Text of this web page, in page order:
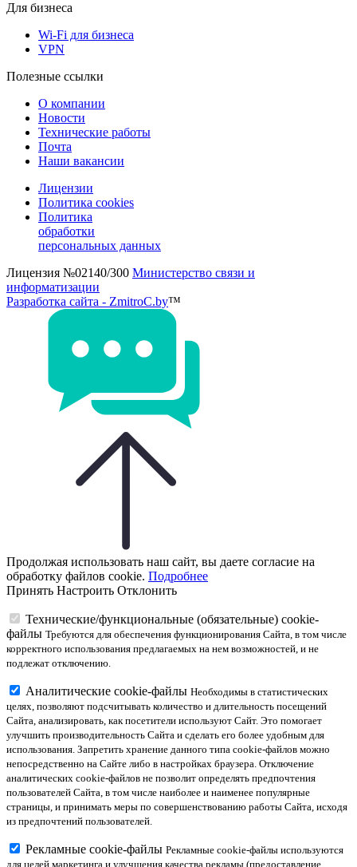
Для бизнеса
Wi-Fi для бизнеса
VPN
Полезные ссылки
О компании
Новости
Технические работы
Почта
Наши вакансии
Лицензии
Политика cookies
Политика
обработки
персональных данных
Лицензия №02140/300 Министерство связи и
информатизации
Разработка сайта - ZmitroC.by™
Продолжая использовать наш сайт, вы даете согласие на
обработку файлов cookie. Подробнее
Принять Настроить Отклонить
Технические/функциональные (обязательные) cookie-
файлы Требуются для обеспечения функционирования Сайта, в том числе
корректного использования предлагаемых на нем возможностей, и не
подлежат отключению.
Аналитические cookie-файлы Необходимы в статистических
целях, позволяют подсчитывать количество и длительность посещений
Сайта, анализировать, как посетители используют Сайт. Это помогает
улучшить производительность Сайта и сделать его более удобным для
использования. Запретить хранение данного типа cookie-файлов можно
непосредственно на Сайте либо в настройках браузера. Отключение
аналитических cookie-файлов не позволит определять предпочтения
пользователей Сайта, в том числе наиболее и наименее популярные
страницы, и принимать меры по совершенствованию работы Сайта, исходя
из предпочтений пользователей.
Рекламные cookie-файлы Рекламные cookie-файлы используются
для целей маркетинга и улучшения качества рекламы (предоставление